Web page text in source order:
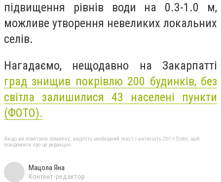
підвищення рівнів води на 0.3-1.0 м,
можливе утворення невеликих локальних
селів.
Нагадаємо, нещодавно на Закарпатті
град знищив покрівлю 200 будинків, без
світла залишилися 43 населені пункти
(ФОТО).
Якщо ви помітили помилку, виділіть необхідний текст і натисніть Ctrl + Enter, щоб
повідомити про це редакцію
Мацола Яна
Контент-редактор